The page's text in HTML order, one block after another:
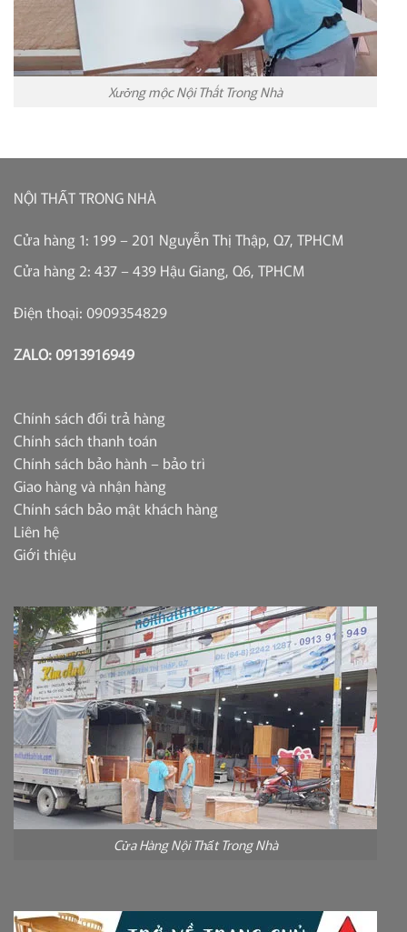
Xưởng mộc Nội Thất Trong Nhà
NỘI THẤT TRONG NHÀ
Cửa hàng 1: 199 – 201 Nguyễn Thị Thập, Q7, TPHCM
Cửa hàng 2: 437 – 439 Hậu Giang, Q6, TPHCM
Điện thoại: 0909354829
ZALO: 0913916949
Chính sách đổi trả hàng
Chính sách thanh toán
Chính sách bảo hành – bảo trì
Giao hàng và nhận hàng
Chính sách bảo mật khách hàng
Liên hệ
Giới thiệu
Cửa Hàng Nội Thất Trong Nhà